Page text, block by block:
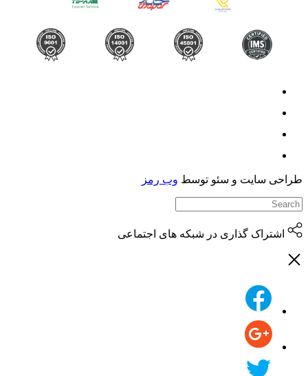
سایت و سئو توسطوب رمز
اشتراک گذاری در شبکه های اجتماعی